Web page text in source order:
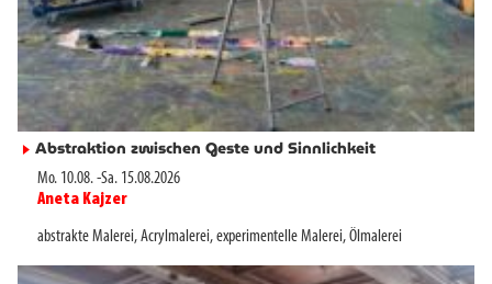
► Abstraktion zwischen Geste und Sinnlichkeit
Mo. 10.08.-Sa. 15.08.2026
Aneta Kajzer
abstrakte Malerei,Acrylmalerei,experimentelle Malerei,Ölmalerei